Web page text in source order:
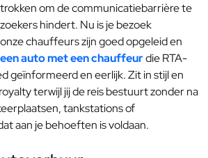
om de communicatiebarrière te
hindert. Nu is je bezoek
chauffeurs zijn goed opgeleid en
auto met een chauffeurdie RTA-
geïnformeerd en eerlijk. Zit in stijl en
terwijl jij de reis bestuurt zonder na
tankstations of
aan je behoeften is voldaan.